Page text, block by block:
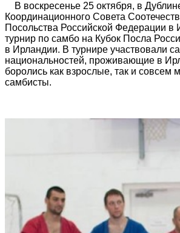
В воскресенье 25 октября, в
Координационного Совета
Посольства Российской Федерации
турнир по самбо на Кубок Посла
в Ирландии. В турнире участвовали
национальностей, проживающие в
боролись как взрослые, так и совсем
самбисты.